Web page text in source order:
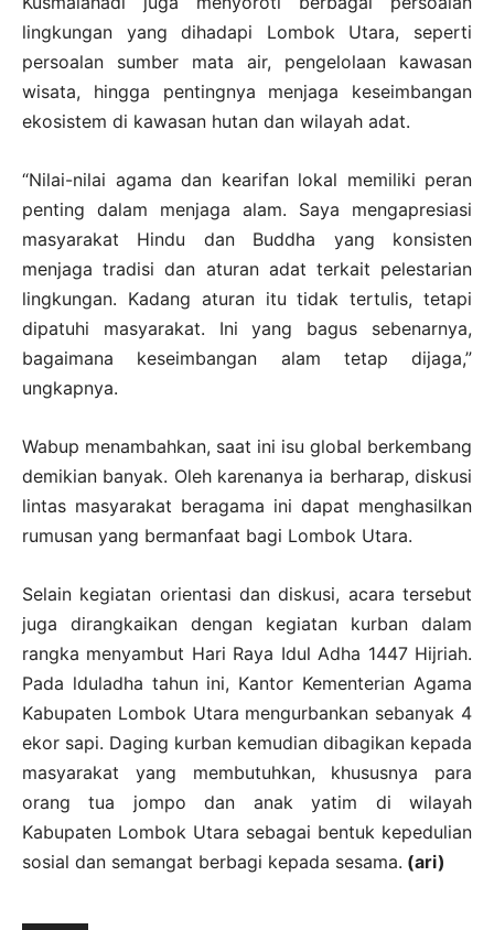
lingkungan yang dihadapi Lombok Utara, seperti
persoalan sumber mata air, pengelolaan kawasan
wisata, hingga pentingnya menjaga keseimbangan
ekosistem di kawasan hutan dan wilayah adat.
“Nilai-nilai agama dan kearifan lokal memiliki peran
penting dalam menjaga alam. Saya mengapresiasi
masyarakat Hindu dan Buddha yang konsisten
menjaga tradisi dan aturan adat terkait pelestarian
lingkungan. Kadang aturan itu tidak tertulis, tetapi
dipatuhi masyarakat. Ini yang bagus sebenarnya,
bagaimana keseimbangan alam tetap dijaga,”
ungkapnya.
Wabup menambahkan, saat ini isu global berkembang
demikian banyak. Oleh karenanya ia berharap, diskusi
lintas masyarakat beragama ini dapat menghasilkan
rumusan yang bermanfaat bagi Lombok Utara.
Selain kegiatan orientasi dan diskusi, acara tersebut
juga dirangkaikan dengan kegiatan kurban dalam
rangka menyambut Hari Raya Idul Adha 1447 Hijriah.
Pada lduladha tahun ini, Kantor Kementerian Agama
Kabupaten Lombok Utara mengurbankan sebanyak 4
ekor sapi. Daging kurban kemudian dibagikan kepada
masyarakat yang membutuhkan, khususnya para
orang tua jompo dan anak yatim di wilayah
Kabupaten Lombok Utara sebagai bentuk kepedulian
sosial dan semangat berbagi kepada sesama. (ari)